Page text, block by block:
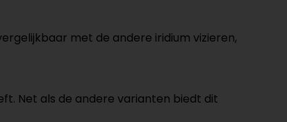
met de andere iridium vizieren,
Net als de andere varianten biedt dit